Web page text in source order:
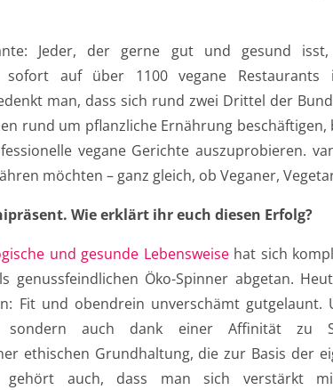
Jeder, der gerne gut und gesund
auf über 1100 vegane Restaurants
man, dass sich rund zwei Drittel der
rund um pflanzliche Ernährung beschäftigen,
vegane Gerichte auszuprobieren.
möchten – ganz gleich, ob Veganer,
Wie erklärt ihr euch diesen Erfolg?
und gesunde Lebensweisehat sich
genussfeindlichen Öko-Spinner abgetan.
Fit und obendrein unverschämt gutgelaunt.
sondern auch dank einer Affinität zu
ethischen Grundhaltung, die zur Basis der
auch, dass man sich verstärkt